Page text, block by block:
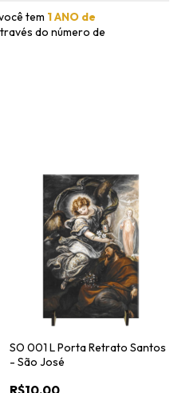
tem 1 ANO de
do número de
SO 001 L Porta Retrato Santos
- São José
R$10,00